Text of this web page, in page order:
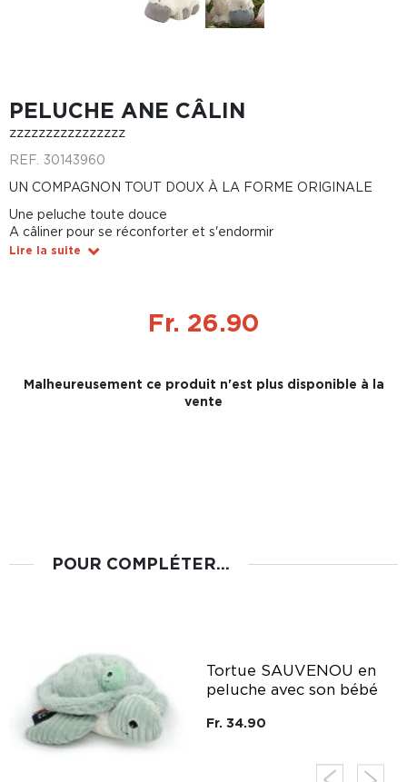
PELUCHE ANE CÂLIN
zzzzzzzzzzzzzzzz
REF. 30143960
UN COMPAGNON TOUT DOUX À LA FORME ORIGINALE
Une peluche toute douce
A câliner pour se réconforter et s'endormir
Lire la suite
Fr. 26.90
Malheureusement ce produit n'est plus disponible à la
vente
POUR COMPLÉTER...
Tortue SAUVENOU en
peluche avec son bébé
Fr. 34.90